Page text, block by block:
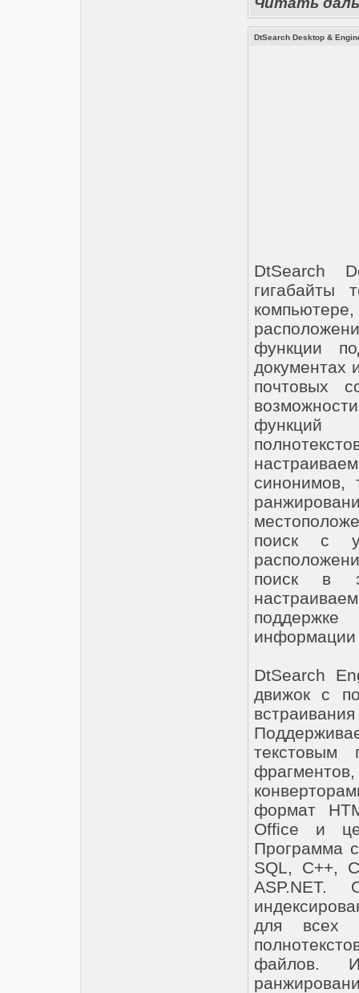
DtSearch Desktop &
DtSearch
гигабайты
функции
документах
почтовых
функций
синонимов,
поиск с
поиск в
информации
DtSearch
движок с
текстовым
формат
Office и
Программа
SQL, C++,
ASP.NET.
для всех
файлов.